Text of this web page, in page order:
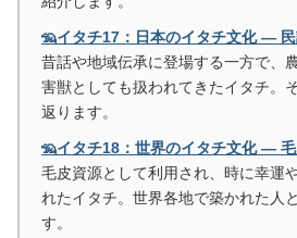
🦡イタチ17：日本のイタチ文化 ―
昔話や地域伝承に登場する一方で、
害獣としても扱われてきたイタチ。
返ります。
🦡イタチ18：世界のイタチ文化 ―
毛皮資源として利用され、時に幸運
れたイタチ。世界各地で築かれた人
す。